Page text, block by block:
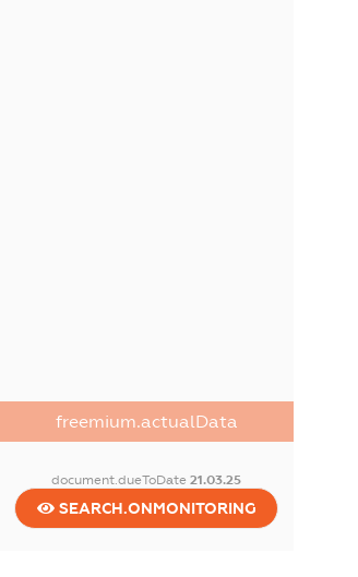
freemium.actualData
document.dueToDate21.03.25
SEARCH.ONMONITORING